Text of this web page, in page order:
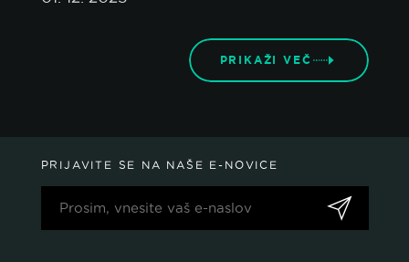
PRIKAŽI VEČ
PRIJAVITE SE NA NAŠE E-NOVICE